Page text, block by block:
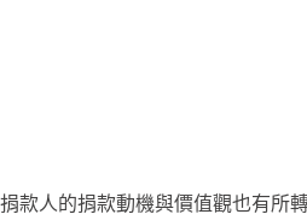
捐款人的捐款動機與價值觀也有所